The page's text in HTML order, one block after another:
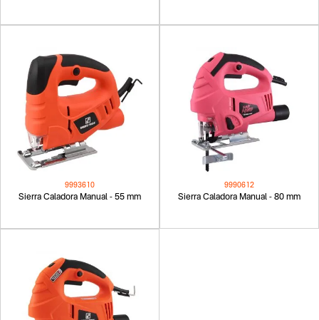
Sierra Caladora Manual - 55 mm
9993610
Sierra Caladora Manual - 80 mm
9990612